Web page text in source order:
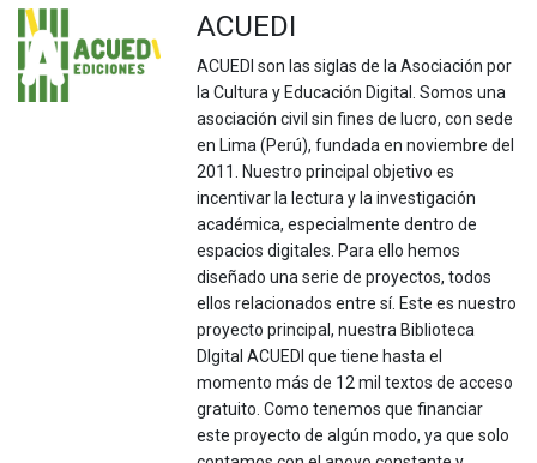
ACUEDI
ACUEDI son las siglas de la Asociación por
la Cultura y Educación Digital. Somos una
asociación civil sin fines de lucro, con sede
en Lima (Perú), fundada en noviembre del
2011. Nuestro principal objetivo es
incentivar la lectura y la investigación
académica, especialmente dentro de
espacios digitales. Para ello hemos
diseñado una serie de proyectos, todos
ellos relacionados entre sí. Este es nuestro
proyecto principal, nuestra Biblioteca
DIgital ACUEDI que tiene hasta el
momento más de 12 mil textos de acceso
gratuito. Como tenemos que financiar
este proyecto de algún modo, ya que solo